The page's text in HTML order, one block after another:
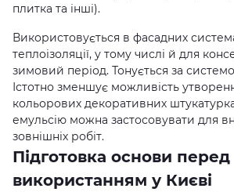
плитка та інші).
Використовується в фасадних
теплоізоляції, у тому числі й для
зимовий період. Тонується за
Істотно зменшує можливість
кольорових декоративних
емульсію можна застосовувати для
зовнішніх робіт.
Підготовка основи перед
використанням у Києві